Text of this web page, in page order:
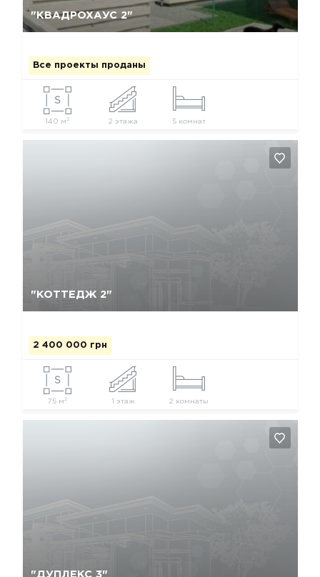
"КВАДРОХАУС 2"
Все проекты проданы
140 м2 2 этажа 5 комнат
"КОТТЕДЖ 2"
2 400 000 грн
75 м2 1 этаж 2 комнаты
"ДУПЛЕКС 3"